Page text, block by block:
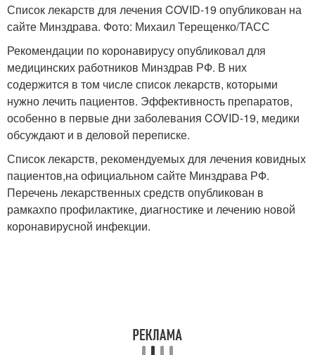
Список лекарств для лечения COVID-19 опубликован на
сайте Минздрава. Фото: Михаил Терещенко/ТАСС
Рекомендации по коронавирусу опубликовал для
медицинских работников Минздрав РФ. В них
содержится в том числе список лекарств, которыми
нужно лечить пациентов. Эффективность препаратов,
особенно в первые дни заболевания COVID-19, медики
обсуждают и в деловой переписке.
Список лекарств, рекомендуемых для лечения ковидных
пациентов,на официальном сайте Минздрава РФ.
Перечень лекарственных средств опубликован в
рамкахпо профилактике, диагностике и лечению новой
коронавирусной инфекции.